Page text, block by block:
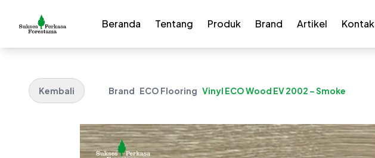
Beranda Tentang Produk Brand Artikel Kontak
Kembali Brand ECO Flooring Vinyl ECO Wood EV 2002 – Smoke